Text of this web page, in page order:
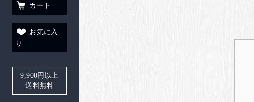
カート
お気に入
り
9,900円以上
送料無料